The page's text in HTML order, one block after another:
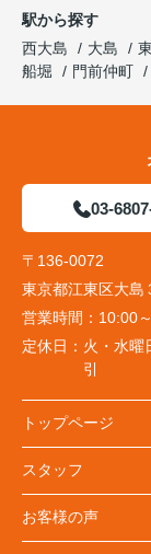
駅から探す
西大島
大島
船堀
門前仲町
03-
〒136-0072
東京都江東区大島
営業時間： 10:00
定休日： 火・水曜
引
トップページ
スタッフ
お客様の声